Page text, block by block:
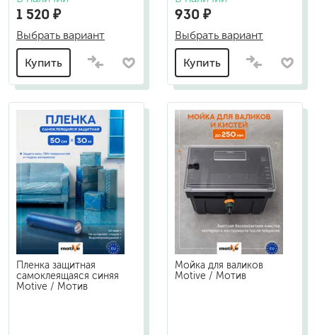
1 520 ₽
Выбрать вариант
Купить
930 ₽
Выбрать вариант
Купить
Пленка защитная
самоклеящаяся синяя
Motive / Мотив
Мойка для валиков
Motive / Мотив